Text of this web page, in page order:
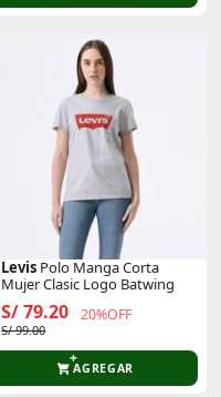
Levis Polo Manga Corta
Mujer Clasic Logo Batwing
S/ 79.20 20%OFF
S/ 99.00
AGREGAR